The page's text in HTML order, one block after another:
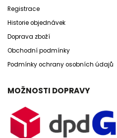
Registrace
Historie objednávek
Doprava zboží
Obchodní podmínky
Podmínky ochrany osobních údajů
MOŽNOSTI DOPRAVY